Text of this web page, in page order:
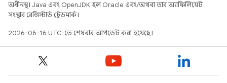
অধীনস্থ। Java এবং OpenJDK হল Oracle এবং/অথবা তার অ্যাফিলিয়েট
সংস্থার রেজিস্টার্ড ট্রেডমার্ক।
2026-06-16 UTC-তে শেষবার আপডেট করা হয়েছে।